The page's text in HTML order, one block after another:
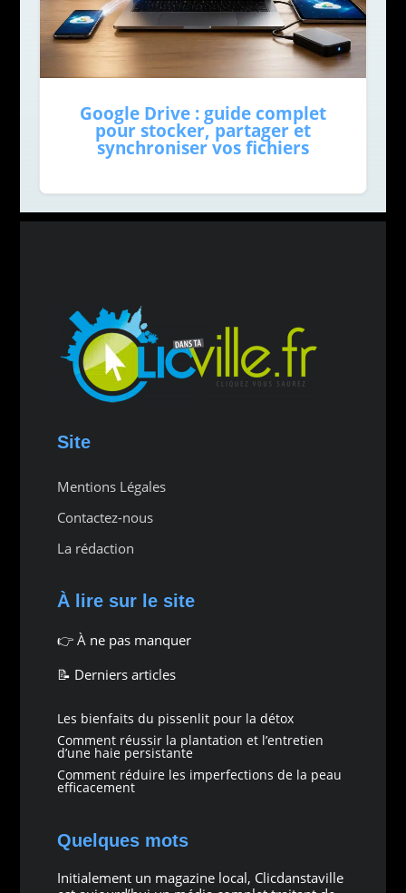
Google Drive : guide complet
pour stocker, partager et
synchroniser vos fichiers
Site
Mentions Légales
Contactez-nous
La rédaction
À lire sur le site
👉 À ne pas manquer
📝 Derniers articles
Les bienfaits du pissenlit pour la détox
Comment réussir la plantation et l’entretien
d’une haie persistante
Comment réduire les imperfections de la peau
efficacement
Quelques mots
Initialement un magazine local, Clicdanstaville